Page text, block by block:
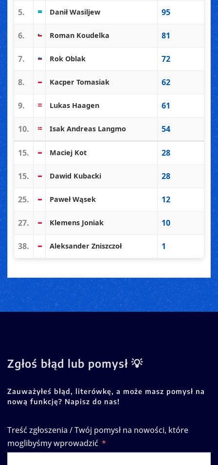
5. Danił Wasiljew 95
6. Roman Koudelka 81
7. Rok Oblak 72
8. Kacper Tomasiak 62
9. Lukas Haagen 61
10. Isak Andreas Langmo 54
15. Maciej Kot 28
15. Dawid Kubacki 28
25. Paweł Wąsek 12
27. Klemens Joniak 10
38. Aleksander Zniszczoł 1
Zgłoś błąd lub pomysł 💡
Zauważyłeś błąd, literówkę, a może masz pomysł na
nową funkcję? Napisz do nas!
Treść zgłoszenia / Twój pomysł na nowości, które
moglibyśmy wprowadzić